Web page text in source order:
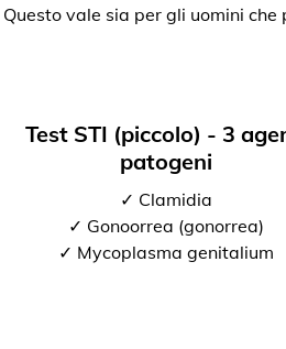
Questo vale sia per gli uomini
Test STI (piccolo) - 3
patogeni
✓ Clamidia
✓ Gonoorrea (gonorrea)
✓ Mycoplasma genitalium